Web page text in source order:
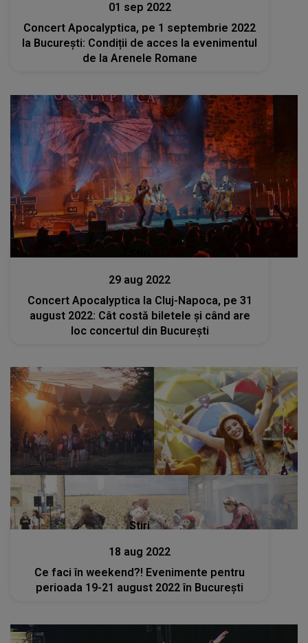
01 sep 2022
Concert Apocalyptica, pe 1 septembrie 2022
la București: Condiții de acces la evenimentul
de la Arenele Romane
29 aug 2022
Concert Apocalyptica la Cluj-Napoca, pe 31
august 2022: Cât costă biletele şi când are
loc concertul din Bucureşti
Stiri
18 aug 2022
Ce faci în weekend?! Evenimente pentru
perioada 19-21 august 2022 în București